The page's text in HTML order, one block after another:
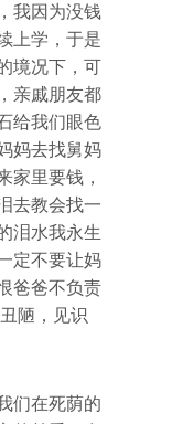
我因为没钱
上学，于是
境况下，可
亲戚朋友都
给我们眼色
妈去找舅妈
家里要钱，
去教会找一
泪水我永生
定不要让妈
爸爸不负责
陋，见识
们在死荫的